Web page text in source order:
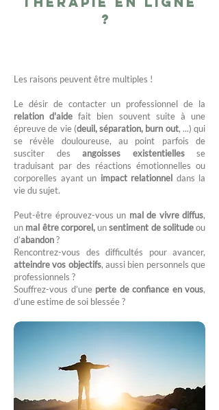
?
Les raisons peuvent être multiples !
Le désir de contacter un professionnel de la
relation d'aide fait bien souvent suite à une
épreuve de vie (deuil, séparation, burn out, ...) qui
se révèle douloureuse, au point parfois de
susciter des angoisses existentiellesse
traduisant par des réactions émotionnelles ou
corporelles ayant un impact relationnel dans la
vie du sujet.
Peut-être éprouvez-vous un mal de vivre diffus,
un mal être corporel,unsentiment de solitudeou
d’abandon?
Rencontrez-vous des difficultés pour avancer,
atteindre vos objectifs, aussi bien personnels que
professionnels ?
Souffrez-vous d’une perte de confiance en vous,
d’une estime de soi blessée ?​​